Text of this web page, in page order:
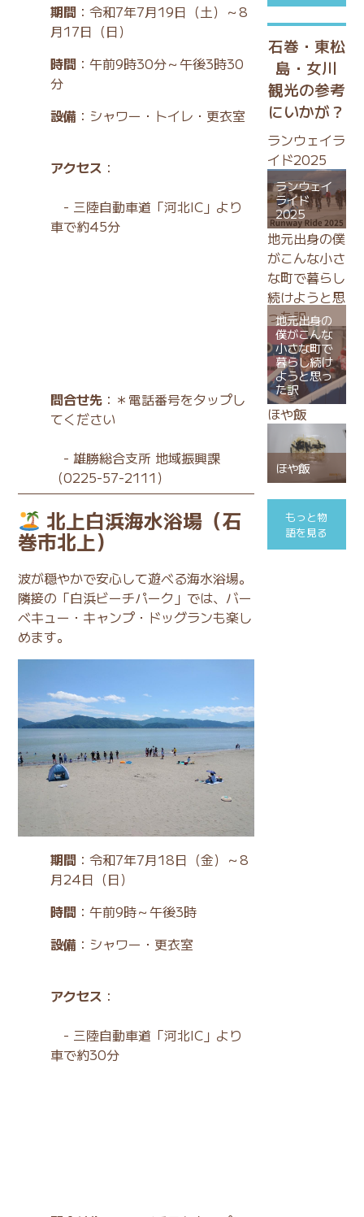
期間 ：令和7年7月19日（土）～8
月17日（日）
時間 ：午前9時30分～午後3時30
分
設備 ：シャワー・トイレ・更衣室
アクセス ：
- 三陸自動車道「河北IC」より
車で約45分
問合せ先 ：＊電話番号をタップし
てください
-雄勝総合支所 地域振興課
（0225-57-2111）
北上白浜海水浴場（石
巻市北上）
波が穏やかで安心して遊べる海水浴場。
隣接の「白浜ビーチパーク」では、バー
ベキュー・キャンプ・ドッグランも楽し
めます。
期間 ：令和7年7月18日（金）～8
月24日（日）
時間 ：午前9時～午後3時
設備 ：シャワー・更衣室
アクセス ：
- 三陸自動車道「河北IC」より
車で約30分
石巻・東松
島・女川
観光の参考
にいかが？
ランウェイラ
イド2025
ランウェイ
ライド
2025
地元出身の僕
がこんな小さ
な町で暮らし
続けようと思
った訳
地元出身の
僕がこんな
小さな町で
暮らし続け
ようと思っ
た訳
ほや飯
ほや飯
もっと物
語を見る